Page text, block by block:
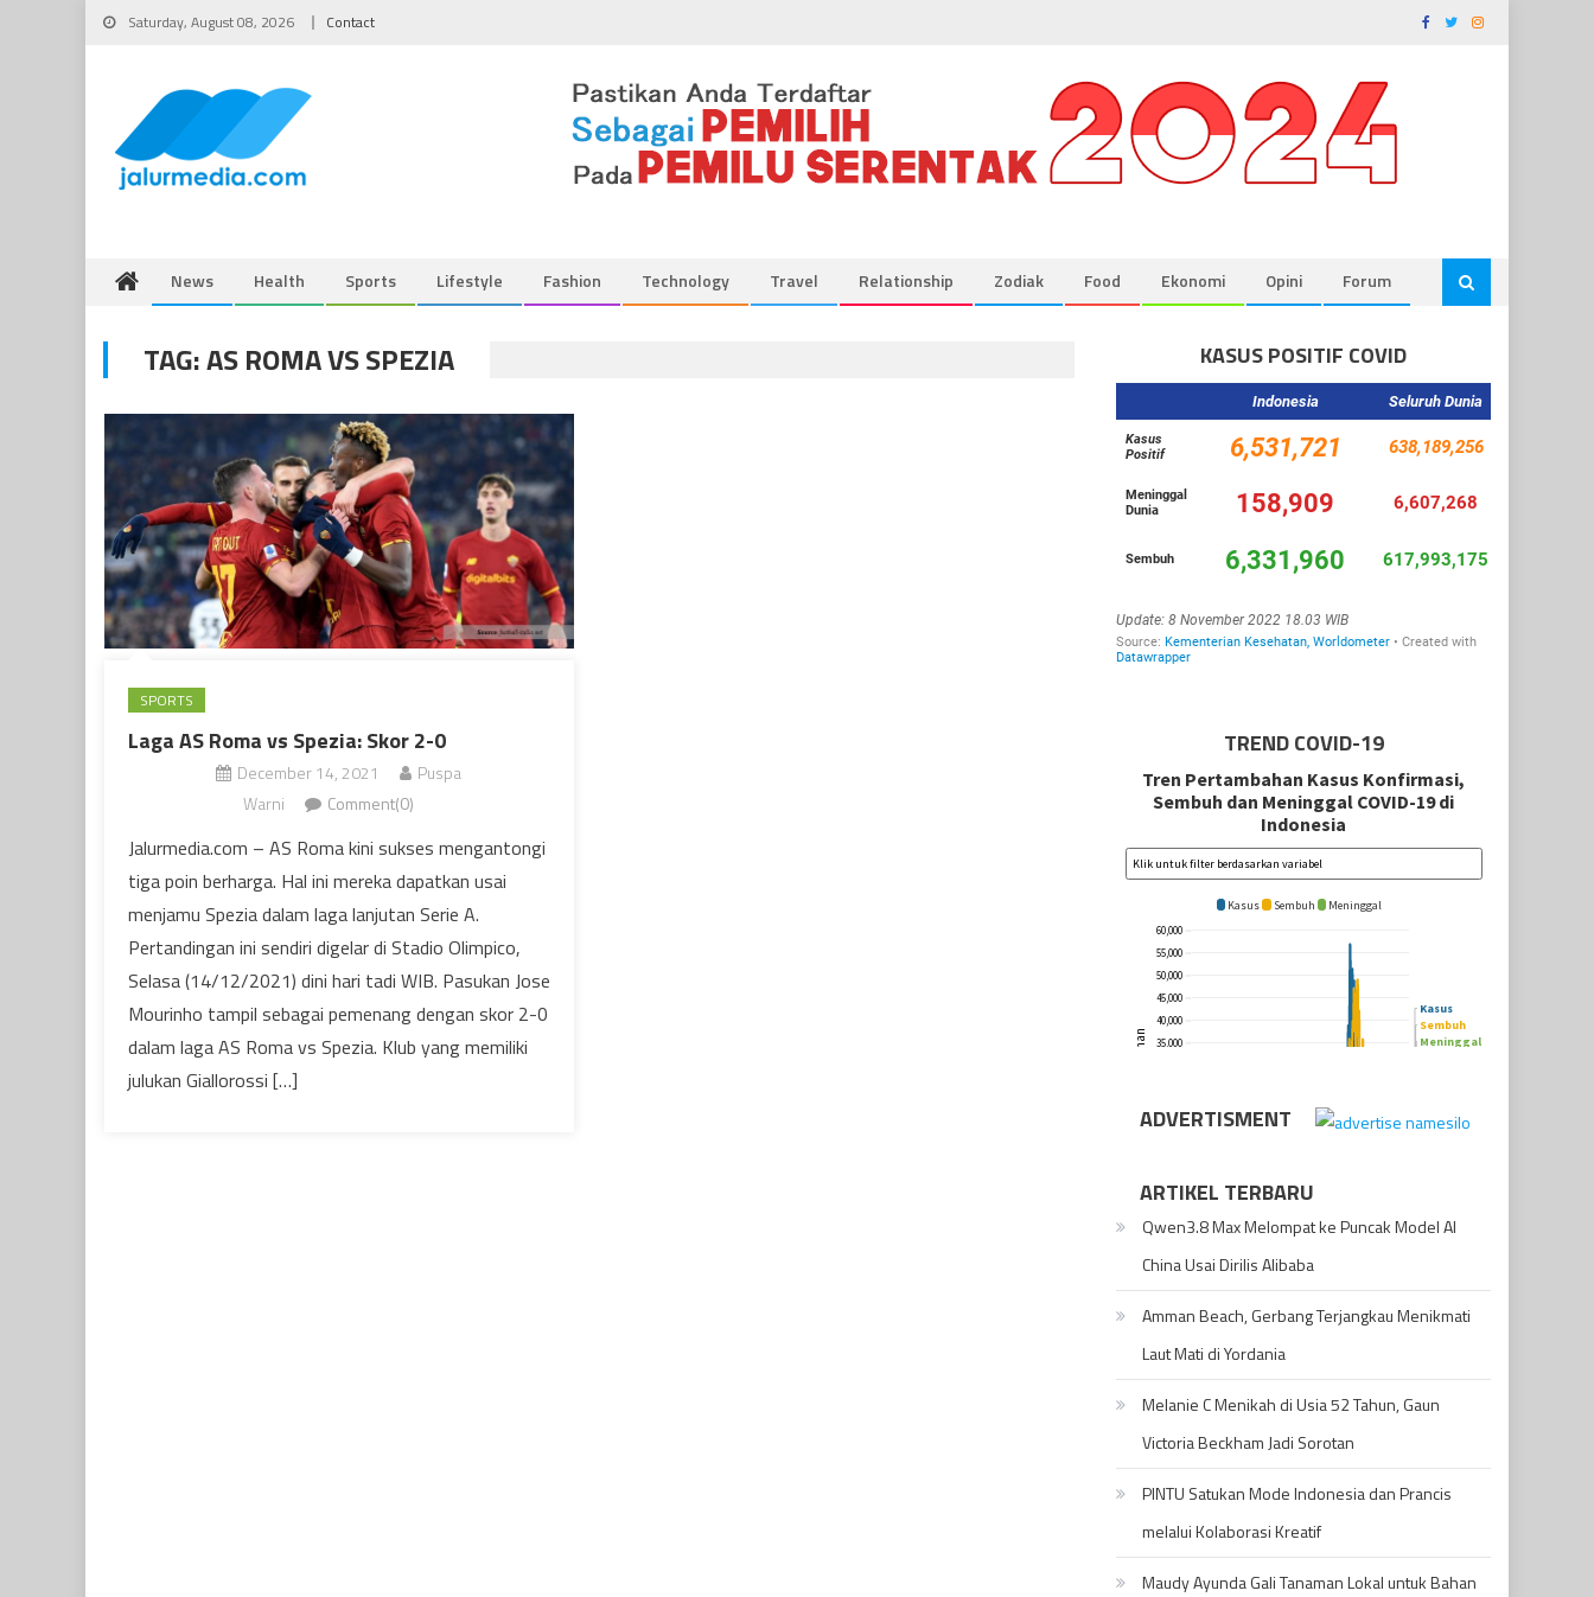
Skip
Saturday, August 08, 2026 Contact
News Health Sports Lifestyle Fashion Technology Travel Relationship Zodiak Food Ekonomi Opini Forum
TAG:AS ROMA VS SPEZIA
SPORTS
Laga AS Roma vs Spezia: Skor 2-0
December 14, 2021
Puspa
Warni
Comment(0)
Jalurmedia.com – AS Roma kini sukses mengantongi
tiga poin berharga. Hal ini mereka dapatkan usai
menjamu Spezia dalam laga lanjutan Serie A.
Pertandingan ini sendiri digelar di Stadio Olimpico,
Selasa (14/12/2021) dini hari tadi WIB. Pasukan Jose
Mourinho tampil sebagai pemenang dengan skor 2-0
dalam laga AS Roma vs Spezia. Klub yang memiliki
julukan Giallorossi […]
KASUS POSITIF COVID
TREND COVID-19
ADVERTISMENT
ARTIKEL TERBARU
Qwen3.8 Max Melompat ke Puncak Model AI
China Usai Dirilis Alibaba
Amman Beach, Gerbang Terjangkau Menikmati
Laut Mati di Yordania
Melanie C Menikah di Usia 52 Tahun, Gaun
Victoria Beckham Jadi Sorotan
PINTU Satukan Mode Indonesia dan Prancis
melalui Kolaborasi Kreatif
Maudy Ayunda Gali Tanaman Lokal untuk Bahan